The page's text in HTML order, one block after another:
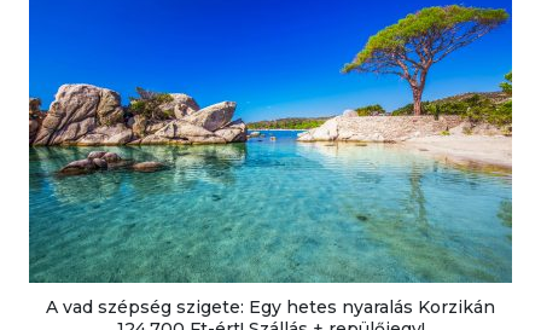
A vad szépség szigete: Egy hetes nyaralás Korzikán